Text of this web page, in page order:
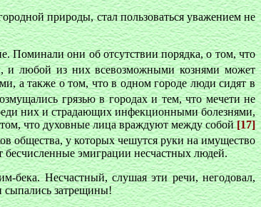
природы, стал пользоваться уважением не
Поминали они об отсутствии порядка, о том, что
и любой из них всевозможными кознями может
а также о том, что в одном городе люди сидят в
грязью в городах и тем, что мечети не
них и страдающих инфекционными болезнями,
том, что духовные лица враждуют между собой[17]
общества, у которых чешутся руки на имущество
эмиграции несчастных людей.
бека. Несчастный, слушая эти речи, негодовал,
сыпались затрещины!